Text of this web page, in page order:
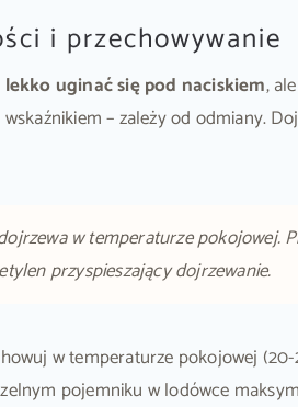
i przechowywanie
lekko uginać się pod naciskiem,
– zależy od odmiany.
w temperaturze pokojowej.
przyspieszający dojrzewanie.
w temperaturze pokojowej
pojemniku w lodówce